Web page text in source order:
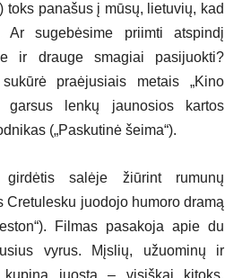
toks panašus į mūsų, lietuvių, kad
Ar sugebėsime priimti atspindį
ir drauge smagiai pasijuokti?
praėjusiais metais „Kino
garsus lenkų jaunosios kartos
(„Paskutinė šeima“).
salėje žiūrint rumunų
Cretulesku juodojo humoro dramą
Filmas pasakoja apie du
vyrus. Mįslių, užuominų ir
kupina juosta – visiškai kitoks,